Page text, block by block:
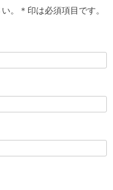
。＊印は必須項目です。